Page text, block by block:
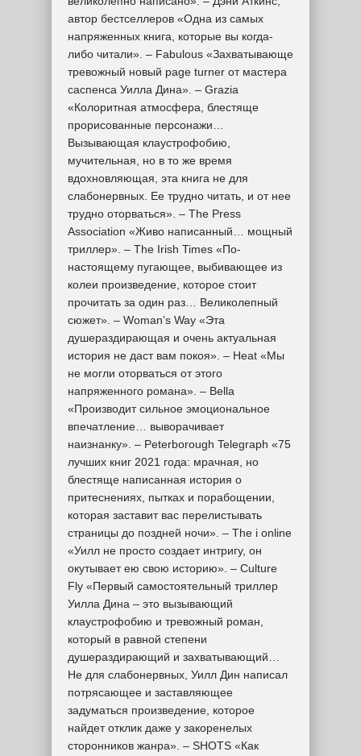
автор бестселлеров «Одна из самых
напряженных книга, которые вы когда-
либо читали». – Fabulous «Захватывающе
тревожный новый page turner от мастера
саспенса Уилла Дина». – Grazia
«Колоритная атмосфера, блестяще
прорисованные персонажи…
Вызывающая клаустрофобию,
мучительная, но в то же время
вдохновляющая, эта книга не для
слабонервных. Ее трудно читать, и от нее
трудно оторваться». – The Press
Association «Живо написанный… мощный
триллер». – The Irish Times «По-
настоящему пугающее, выбивающее из
колеи произведение, которое стоит
прочитать за один раз… Великолепный
сюжет». – Woman’s Way «Эта
душераздирающая и очень актуальная
история не даст вам покоя». – Heat «Мы
не могли оторваться от этого
напряженного романа». – Bella
«Производит сильное эмоциональное
впечатление… выворачивает
наизнанку». – Peterborough Telegraph «75
лучших книг 2021 года: мрачная, но
блестяще написанная история о
притеснениях, пытках и порабощении,
которая заставит вас перелистывать
страницы до поздней ночи». – The i online
«Уилл не просто создает интригу, он
окутывает ею свою историю». – Culture
Fly «Первый самостоятельный триллер
Уилла Дина – это вызывающий
клаустрофобию и тревожный роман,
который в равной степени
душераздирающий и захватывающий…
Не для слабонервных, Уилл Дин написал
потрясающее и заставляющее
задуматься произведение, которое
найдет отклик даже у закоренелых
сторонников жанра». – SHOTS «Как